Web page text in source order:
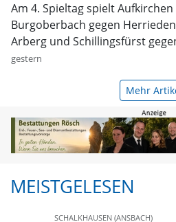
Am 4. Spieltag spielt
Burgoberbach gegen
Arberg und Schillingsfürst
gestern
Mehr
MEISTGELESEN
SCHALKHAUSEN (ANSBACH)